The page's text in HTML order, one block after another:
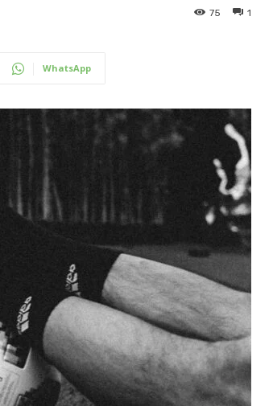
1
75
WhatsApp